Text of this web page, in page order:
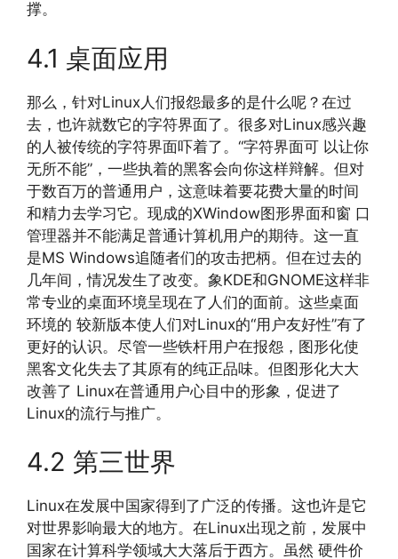
撑。
4.1 桌面应用
那么，针对Linux人们报怨最多的是什么呢？在过
去，也许就数它的字符界面了。很多对Linux感兴趣
的人被传统的字符界面吓着了。“字符界面可 以让你
无所不能”，一些执着的黑客会向你这样辩解。但对
于数百万的普通用户，这意味着要花费大量的时间
和精力去学习它。现成的XWindow图形界面和窗 口
管理器并不能满足普通计算机用户的期待。这一直
是MS Windows追随者们的攻击把柄。但在过去的
几年间，情况发生了改变。象KDE和GNOME这样非
常专业的桌面环境呈现在了人们的面前。这些桌面
环境的 较新版本使人们对Linux的“用户友好性”有了
更好的认识。尽管一些铁杆用户在报怨，图形化使
黑客文化失去了其原有的纯正品味。但图形化大大
改善了 Linux在普通用户心目中的形象，促进了
Linux的流行与推广。
4.2 第三世界
Linux在发展中国家得到了广泛的传播。这也许是它
对世界影响最大的地方。在Linux出现之前，发展中
国家在计算科学领域大大落后于西方。虽然 硬件价